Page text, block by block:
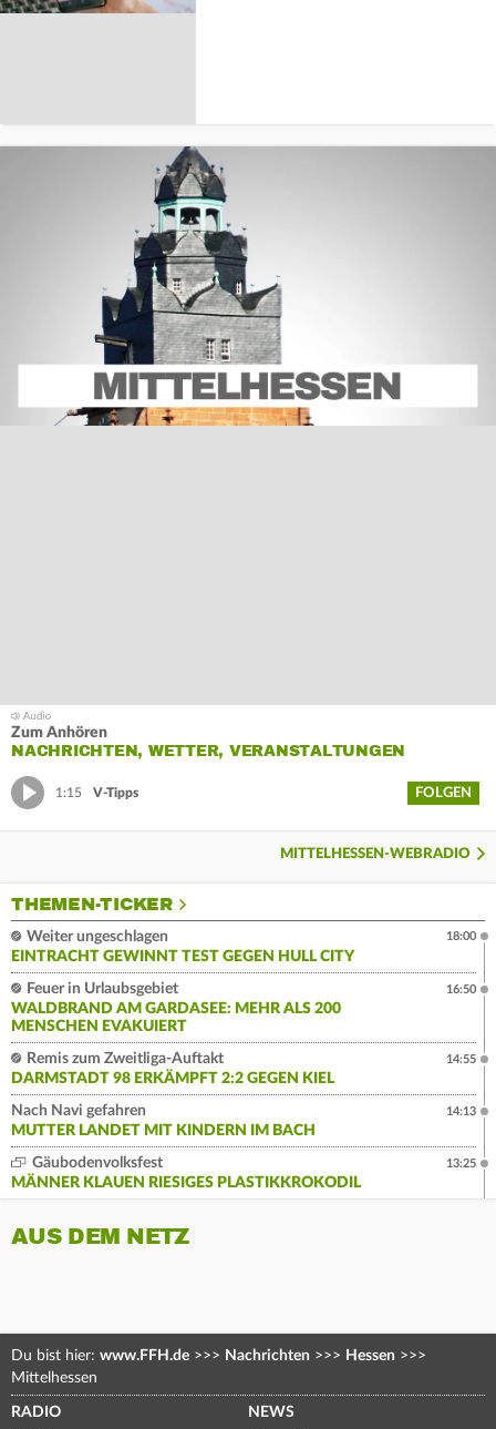
Zum Anhören
NACHRICHTEN, WETTER, VERANSTALTUNGEN
1:15 V-Tipps FOLGEN
MITTELHESSEN-WEBRADIO
THEMEN-TICKER
Weiter ungeschlagen
EINTRACHT GEWINNT TEST GEGEN HULL CITY
18:00
Feuer in Urlaubsgebiet
WALDBRAND AM GARDASEE: MEHR ALS 200
MENSCHEN EVAKUIERT
16:50
Remis zum Zweitliga-Auftakt
DARMSTADT 98 ERKÄMPFT 2:2 GEGEN KIEL
14:55
Nach Navi gefahren
MUTTER LANDET MIT KINDERN IM BACH
14:13
Gäubodenvolksfest
MÄNNER KLAUEN RIESIGES PLASTIKKROKODIL
13:25
AUS DEM NETZ
Du bist hier: www.FFH.de >>> Nachrichten >>> Hessen >>>
Mittelhessen
RADIO NEWS